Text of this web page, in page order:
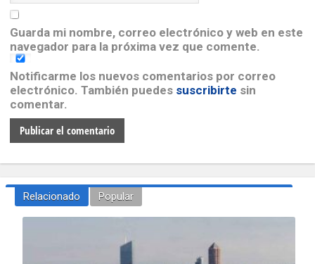
Guarda mi nombre, correo electrónico y web en este
navegador para la próxima vez que comente.
Notificarme los nuevos comentarios por correo
electrónico. También puedes suscribirte sin
comentar.
Relacionado Popular